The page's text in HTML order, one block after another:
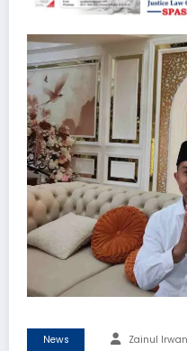
News Zainul